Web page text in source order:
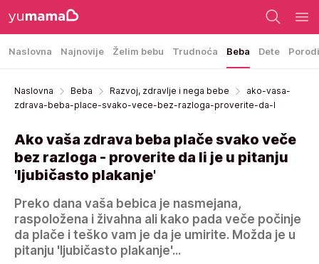
Naslovna Najnovije Želim bebu Trudnoća Beba Dete
Naslovna Beba Razvoj, zdravlje i nega bebe
ako-vasa-
zdrava-beba-place-svako-vece-bez-razloga-proverite-da-l
Ako vaša zdrava beba plače svako veče
bez razloga - proverite da li je u pitanju
'ljubičasto plakanje'
Preko dana vaša bebica je nasmejana,
raspoložena i živahna ali kako pada veče počinje
da plače i teško vam je da je umirite. Možda je u
pitanju 'ljubičasto plakanje'...